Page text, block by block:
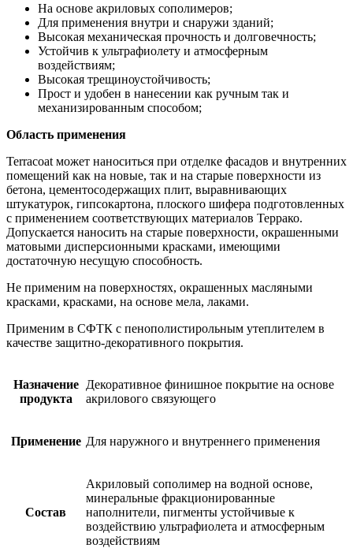
На основе акриловых сополимеров;
Для применения внутри и снаружи зданий;
Высокая механическая прочность и долговечность;
Устойчив к ультрафиолету и атмосферным
воздействиям;
Высокая трещиноустойчивость;
Прост и удобен в нанесении как ручным так и
механизированным способом;
Область применения
Terracoat может наноситься при отделке фасадов и внутренних
помещений как на новые, так и на старые поверхности из
бетона, цементосодержащих плит, выравнивающих
штукатурок, гипсокартона, плоского шифера подготовленных
с применением соответствующих материалов Террако.
Допускается наносить на старые поверхности, окрашенными
матовыми дисперсионными красками, имеющими
достаточную несущую способность.
Не применим на поверхностях, окрашенных масляными
красками, красками, на основе мела, лаками.
Применим в СФТК с пенополистирольным утеплителем в
качестве защитно-декоративного покрытия.
Назначение
продукта
Декоративное финишное покрытие на основе
акрилового связующего
Применение Для наружного и внутреннего применения
Состав
Акриловый сополимер на водной основе,
минеральные фракционированные
наполнители, пигменты устойчивые к
воздействию ультрафиолета и атмосферным
воздействиям